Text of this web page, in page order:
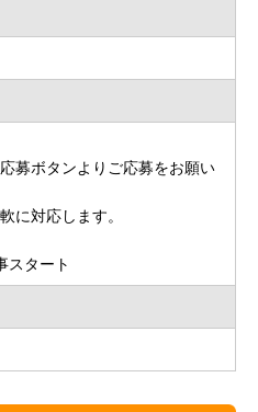
募ボタンよりご応募をお願い
に対応します。
スタート